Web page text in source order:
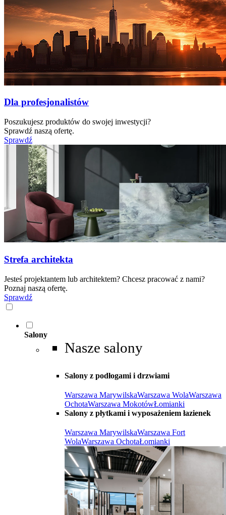
Dla profesjonalistów
Poszukujesz produktów do swojej inwestycji?
Sprawdź naszą ofertę.
Sprawdź
Strefa architekta
Jesteś projektantem lub architektem? Chcesz pracować z nami?
Poznaj naszą ofertę.
Sprawdź
Salony
Nasze salony
Salony z podłogami i drzwiami
Warszawa MarywilskaWarszawa WolaWarszawa
OchotaWarszawa MokotówŁomianki
Salony z płytkami i wyposażeniem łazienek
Warszawa MarywilskaWarszawa Fort
WolaWarszawa OchotaŁomianki